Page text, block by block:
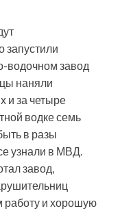
запустили
водочном завод
наняли
и за четыре
водке семь
в разы
узнали в МВД.
завод,
работу и хорошую